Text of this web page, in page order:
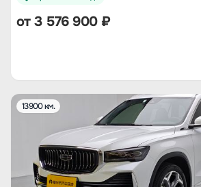
от3 576 900₽
13900 км.